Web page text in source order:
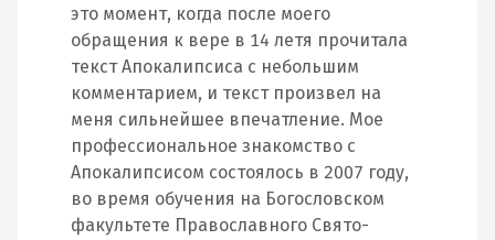
это момент, когда после моего
обращения к вере в 14 летя прочитала
текст Апокалипсиса с небольшим
комментарием, и текст произвел на
меня сильнейшее впечатление. Мое
профессиональное знакомство с
Апокалипсисом состоялось в 2007 году,
во время обучения на Богословском
факультете Православного Свято-